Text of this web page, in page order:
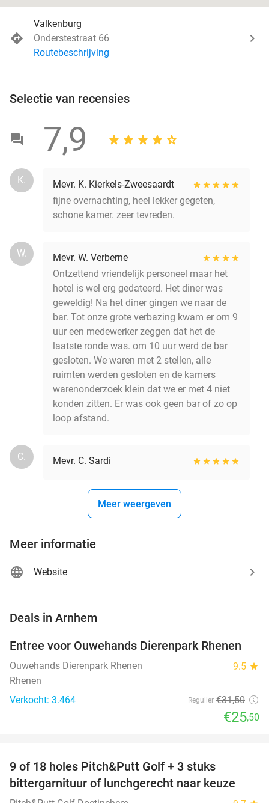
Valkenburg
Onderstestraat 66
Routebeschrijving
Selectie van recensies
7,9
K.
Mevr. K. Kierkels-Zweesaardt
fijne overnachting, heel lekker gegeten,
schone kamer. zeer tevreden.
W.
Mevr. W. Verberne
Ontzettend vriendelijk personeel maar het
hotel is wel erg gedateerd. Het diner was
geweldig! Na het diner gingen we naar de
bar. Tot onze grote verbazing kwam er om 9
uur een medewerker zeggen dat het de
laatste ronde was. om 10 uur werd de bar
gesloten. We waren met 2 stellen, alle
ruimten werden gesloten en de kamers
warenonderzoek klein dat we er met 4 niet
konden zitten. Er was ook geen bar of zo op
loop afstand.
C. Mevr. C. Sardi
Meer weergeven
Meer informatie
Website
Deals in Arnhem
19%
Entree voor Ouwehands Dierenpark Rhenen
Ouwehands Dierenpark Rhenen 9.5 star
Rhenen
Verkocht: 3.464
Regulier €31,50
€25,50
9 of 18 holes Pitch&Putt Golf + 3 stuks
bittergarnituur of lunchgerecht naar keuze